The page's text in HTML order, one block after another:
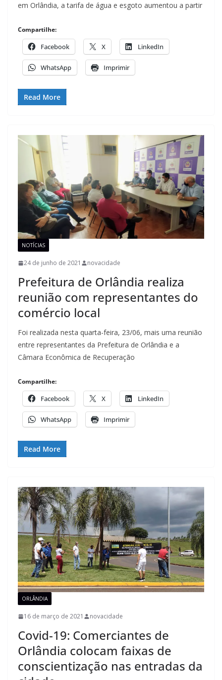
em Orlândia, a tarifa de água e esgoto aumentou a partir
Compartilhe:
Facebook X LinkedIn
WhatsApp Imprimir
Read More
NOTÍCIAS
24 de junho de 2021 novacidade
Prefeitura de Orlândia realiza
reunião com representantes do
comércio local
Foi realizada nesta quarta-feira, 23/06, mais uma reunião
entre representantes da Prefeitura de Orlândia e a
Câmara Econômica de Recuperação
Compartilhe:
Facebook X LinkedIn
WhatsApp Imprimir
Read More
ORLÂNDIA
16 de março de 2021 novacidade
Covid-19: Comerciantes de
Orlândia colocam faixas de
conscientização nas entradas da